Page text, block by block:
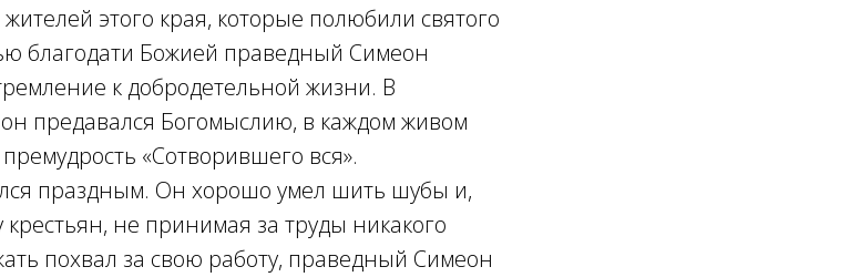
этого края, которые полюбили святого
благодати Божией праведный Симеон
к добродетельной жизни. В
предавался Богомыслию, в каждом живом
«Сотворившего вся».
праздным. Он хорошо умел шить шубы и,
крестьян, не принимая за труды никакого
похвал за свою работу, праведный Симеон